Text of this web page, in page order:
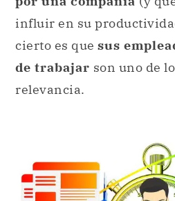
influir en su
cierto es que sus
de trabajar son uno de
relevancia.